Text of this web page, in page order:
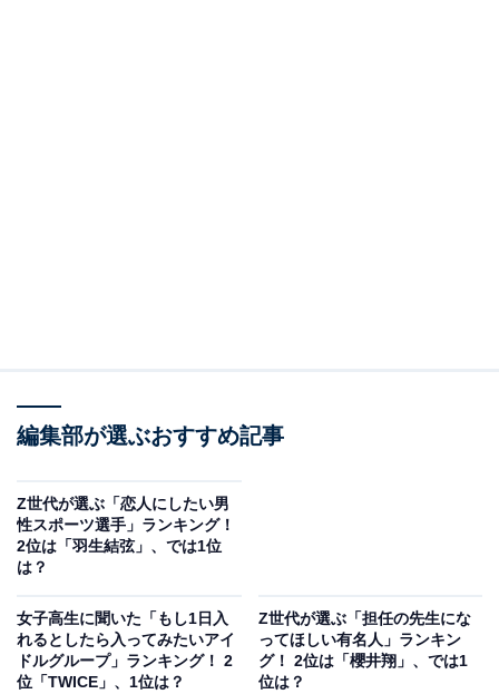
編集部が選ぶおすすめ記事
Z世代が選ぶ「恋人にしたい男
性スポーツ選手」ランキング！
2位は「羽生結弦」、では1位
は？
女子高生に聞いた「もし1日入
れるとしたら入ってみたいアイ
ドルグループ」ランキング！ 2
位「TWICE」、1位は？
Z世代が選ぶ「担任の先生にな
ってほしい有名人」ランキン
グ！ 2位は「櫻井翔」、では1
位は？